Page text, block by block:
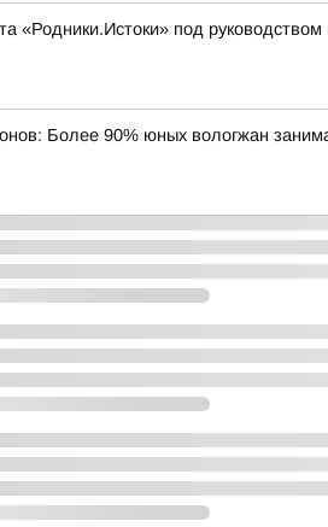
«Родники.Истоки» под
Более 90% юных вологжан